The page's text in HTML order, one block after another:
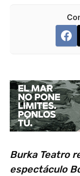
Burka Teatro
espectáculo